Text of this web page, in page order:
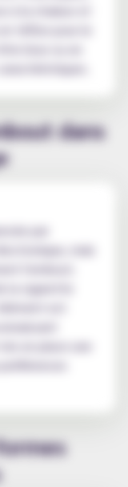
téflon pour le
lisse ou en
dans
par
mais
la cigarette
est
en place une